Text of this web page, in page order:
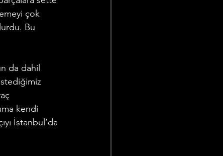
çok
Bu
da dahil
kendi
İstanbul’da